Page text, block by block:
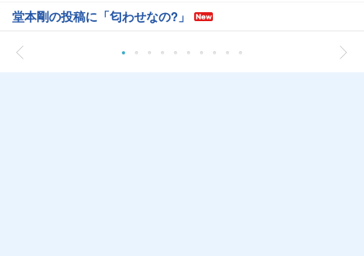
堂本剛の投稿に「匂わせなの?」